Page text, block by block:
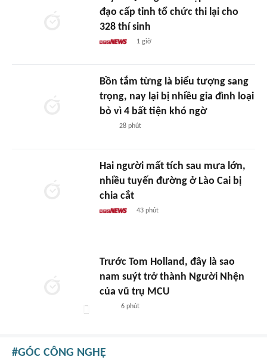
đạo cấp tỉnh tổ chức thi lại cho
328 thí sinh
1 giờ
Bồn tắm từng là biểu tượng sang
trọng, nay lại bị nhiều gia đình loại
bỏ vì 4 bất tiện khó ngờ
28 phút
Hai người mất tích sau mưa lớn,
nhiều tuyến đường ở Lào Cai bị
chia cắt
43 phút
Trước Tom Holland, đây là sao
nam suýt trở thành Người Nhện
của vũ trụ MCU
6 phút
GÓC CÔNG NGHỆ